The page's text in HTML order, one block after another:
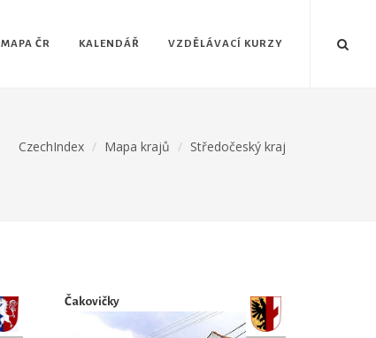
MAPA ČR KALENDÁŘ VZDĚLÁVACÍ KURZY
CzechIndex Mapa krajů Středočeský kraj
Čakovičky